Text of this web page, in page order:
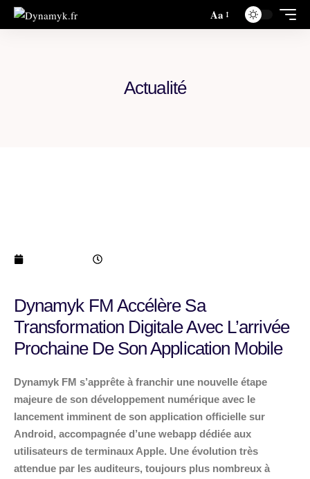
Aa
Actualité
Dynamyk FM Accélère Sa
Transformation Digitale Avec L’arrivée
Prochaine De Son Application Mobile
Dynamyk FM s’apprête à franchir une nouvelle étape
majeure de son développement numérique avec le
lancement imminent de son application officielle sur
Android, accompagnée d’une webapp dédiée aux
utilisateurs de terminaux Apple. Une évolution très
attendue par les auditeurs, toujours plus nombreux à